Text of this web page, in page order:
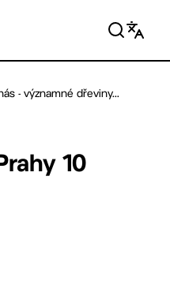
- významné dřeviny...
10